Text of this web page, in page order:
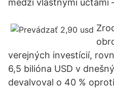
medzi vlastnými účtami
verejných investícií,
6,5 bilióna USD v
devalvoval o 40 %